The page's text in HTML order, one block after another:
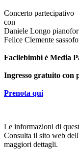
Concerto partecipativo
con
Daniele Longo
Felice Clemente
Facilebimbi è Media
Ingresso gratuito con
Prenota qui
Le informazioni di
Consulta il sito web
maggiori dettagli.